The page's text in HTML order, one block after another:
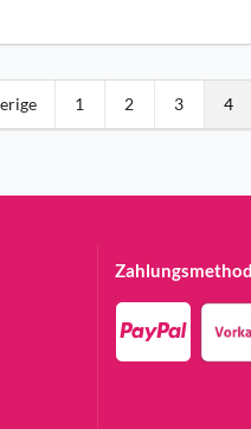
1 2 3 4